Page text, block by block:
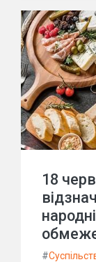
18
#